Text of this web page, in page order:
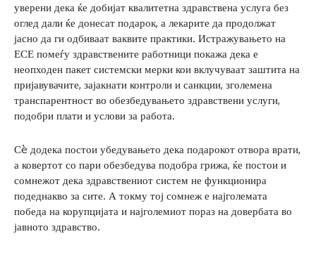
уверени дека ќе добијат квалитетна здравствена услуга без
оглед дали ќе донесат подарок, а лекарите да продолжат
јасно да ги одбиваат ваквите практики. Истражувањето на
ЕСЕ помеѓу здравствените работници покажа дека е
неопходен пакет системски мерки кои вклучуваат заштита на
пријавувачите, зајакнати контроли и санкции, зголемена
транспарентност во обезбедувањето здравствени услуги,
подобри плати и услови за работа.
Сè додека постои убедувањето дека подарокот отвора врати,
а ковертот со пари обезбедува подобра грижа, ќе постои и
сомнежот дека здравствениот систем не функционира
подеднакво за сите. А токму тој сомнеж е најголемата
победа на корупцијата и најголемиот пораз на довербата во
јавното здравство.